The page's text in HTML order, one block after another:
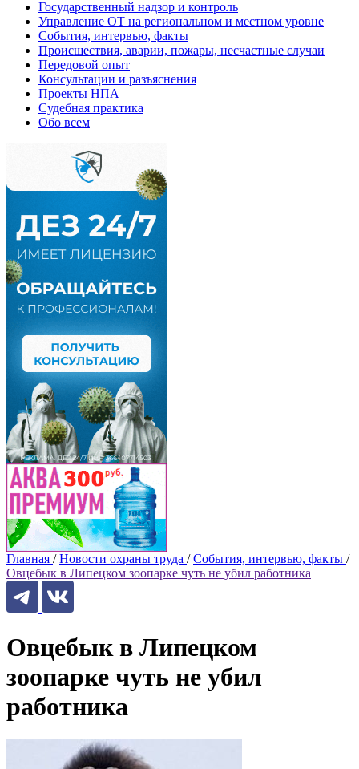
Государственный надзор и контроль
Управление ОТ на региональном и местном уровне
События, интервью, факты
Происшествия, аварии, пожары, несчастные случаи
Передовой опыт
Консультации и разъяснения
Проекты НПА
Судебная практика
Обо всем
Главная / Новости охраны труда / События, интервью, факты /
Овцебык в Липецком зоопарке чуть не убил работника
Овцебык в Липецком
зоопарке чуть не убил
работника